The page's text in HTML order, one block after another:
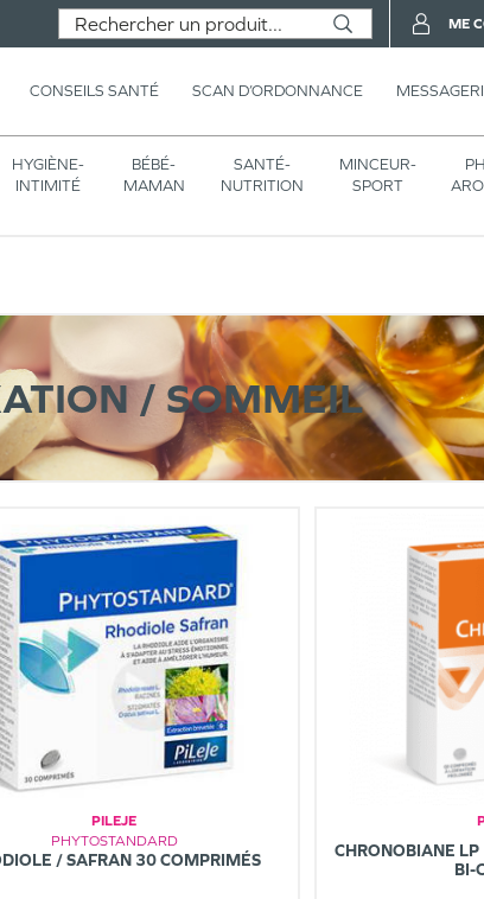
CONSEILS SANTÉ SCAN D’ORDONNANCE
HYGIÈNE-
INTIMITÉ
BÉBÉ-
MAMAN
SANTÉ-
NUTRITION
MINCEUR-
SPORT
ME
/ SOMMEIL
PILEJE
PHYTOSTANDARD
/ SAFRAN 30 COMPRIMÉS
CHRONOBIANE
BI-